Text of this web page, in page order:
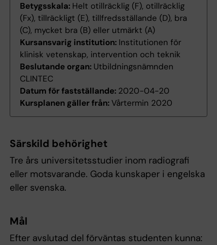
Betygsskala: Helt otillräcklig (F), otillräcklig
(Fx), tillräckligt (E), tillfredsställande (D), bra
(C), mycket bra (B) eller utmärkt (A)
Kursansvarig institution: Institutionen för
klinisk vetenskap, intervention och teknik
Beslutande organ: Utbildningsnämnden
CLINTEC
Datum för fastställande: 2020-04-20
Kursplanen gäller från:Vårtermin 2020
Särskild behörighet
Tre års universitetsstudier inom radiografi
eller motsvarande. Goda kunskaper i engelska
eller svenska.
Mål
Efter avslutad del förväntas studenten kunna: